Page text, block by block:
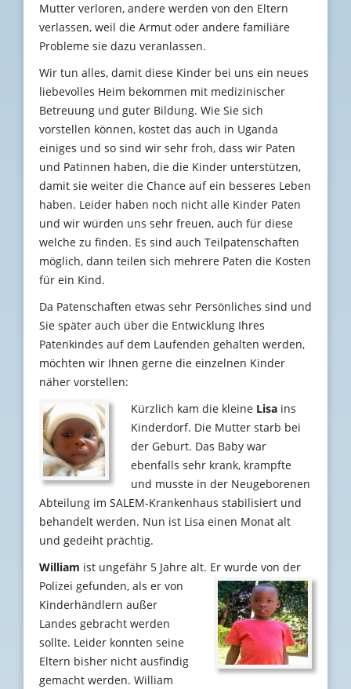
Mutter verloren, andere werden von den Eltern
verlassen, weil die Armut oder andere familiäre
Probleme sie dazu veranlassen.
Wir tun alles, damit diese Kinder bei uns ein neues
liebevolles Heim bekommen mit medizinischer
Betreuung und guter Bildung. Wie Sie sich
vorstellen können, kostet das auch in Uganda
einiges und so sind wir sehr froh, dass wir Paten
und Patinnen haben, die die Kinder unterstützen,
damit sie weiter die Chance auf ein besseres Leben
haben. Leider haben noch nicht alle Kinder Paten
und wir würden uns sehr freuen, auch für diese
welche zu finden. Es sind auch Teilpatenschaften
möglich, dann teilen sich mehrere Paten die Kosten
für ein Kind.
Da Patenschaften etwas sehr Persönliches sind und
Sie später auch über die Entwicklung Ihres
Patenkindes auf dem Laufenden gehalten werden,
möchten wir Ihnen gerne die einzelnen Kinder
näher vorstellen:
Kürzlich kam die kleine Lisa ins
Kinderdorf. Die Mutter starb bei
der Geburt. Das Baby war
ebenfalls sehr krank, krampfte
und musste in der Neugeborenen
Abteilung im SALEM-Krankenhaus stabilisiert und
behandelt werden. Nun ist Lisa einen Monat alt
und gedeiht prächtig.
William ist ungefähr 5 Jahre alt. Er wurde von der
Polizei gefunden, als er von
Kinderhändlern außer
Landes gebracht werden
sollte. Leider konnten seine
Eltern bisher nicht ausfindig
gemacht werden. William